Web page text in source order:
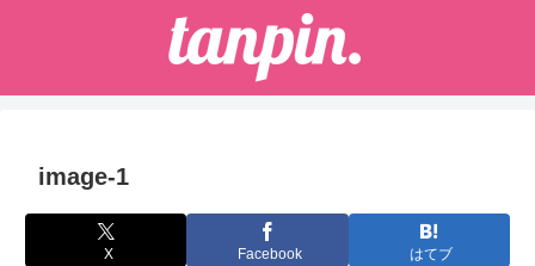
image-1
X Facebook はてブ